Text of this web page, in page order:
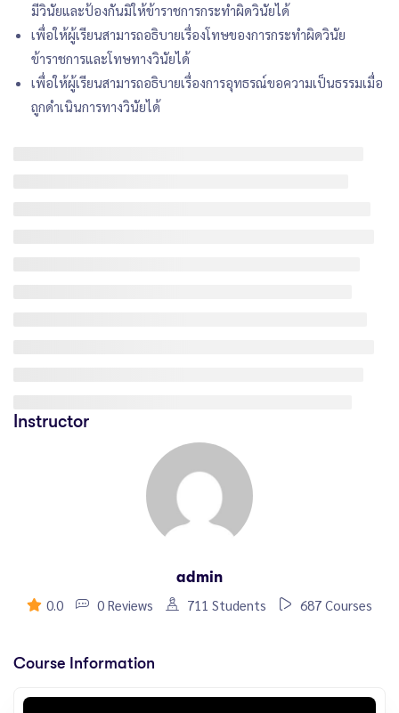
มีวินัยและป้องกันมิให้ข้าราชการกระทำผิดวินัยได้
เพื่อให้ผู้เรียนสามารถอธิบายเรื่องโทษของการกระทำผิดวินัย
ข้าราชการและโทษทางวินัยได้
เพื่อให้ผู้เรียนสามารถอธิบายเรื่องการอุทธรณ์ขอความเป็นธรรมเมื่อ
ถูกดำเนินการทางวินัยได้
Instructor
admin
0.0
0 Reviews 711 Students 687 Courses
Course Information